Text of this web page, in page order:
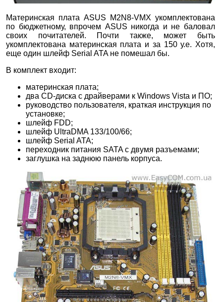
Материнская плата ASUS M2N8-VMX укомплектована
по бюджетному, впрочем ASUS никогда и не баловал
своих почитателей. Почти также, может быть
укомплектована материнская плата и за 150 у.е. Хотя,
еще один шлейф Serial ATA не помешал бы.
В комплект входит:
материнская плата;
два CD-диска с драйверами к Windows Vista и ПО;
руководство пользователя, краткая инструкция по
установке;
шлейф FDD;
шлейф UltraDMA 133/100/66;
шлейф Serial ATA;
переходник питания SATA с двумя разъемами;
заглушка на заднюю панель корпуса.